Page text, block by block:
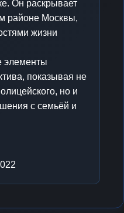
Он раскрывает
районе Москвы,
жизни
элементы
показывая не
но и
с семьёй и